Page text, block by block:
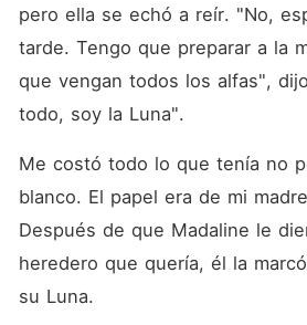
pero ella se echó a reír. "No,
tarde. Tengo que preparar a la
que vengan todos los alfas",
todo, soy la Luna".
Me costó todo lo que tenía no
blanco. El papel era de mi
Después de que Madaline le
heredero que quería, él la
su Luna.